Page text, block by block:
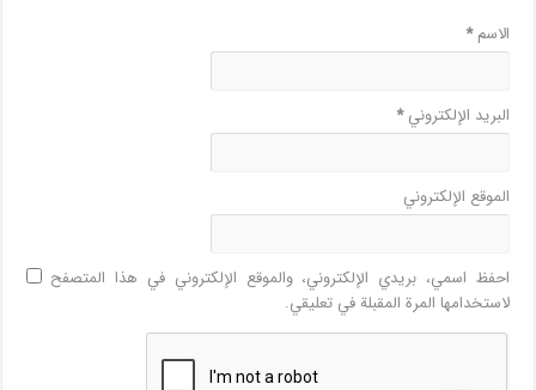
الاسم*
البريد الإلكتروني*
الموقع الإلكتروني
احفظ اسمي، بريدي الإلكتروني، والموقع الإلكتروني في هذا المتصفح
لاستخدامها المرة المقبلة في تعليقي.